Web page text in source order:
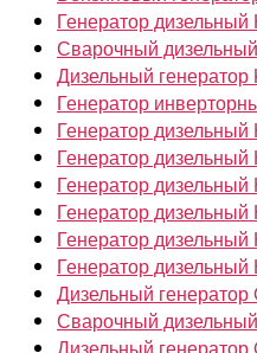
Генератор
Сварочный
Дизельный
Генератор
Генератор
Генератор
Генератор
Генератор
Генератор
Генератор
Дизельный генератор
Сварочный